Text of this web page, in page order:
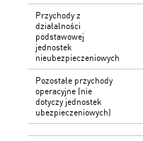
Przychody z
działalności
podstawowej
jednostek
nieubezpieczeniowych
Pozostałe przychody
operacyjne (nie
dotyczy jednostek
ubezpieczeniowych)